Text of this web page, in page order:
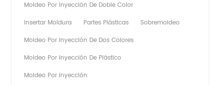
t&eacute;cnicas para lograr diferentes tipos de resultados
inyecci&oacute;n: Esta t&eacute;cnica b&aacute;sica utiliza
pl&aacute;stico. Se utiliza com&uacute;nmente para
fabricar de todo, desde envases de bebidas, tapas,
Moldeo Por Inyección De Doble Color
Insertar Moldura
Partes Plásticas
Sobremoldeo
Moldeo Por Inyección De Dos Colores
Moldeo Por Inyección De Plástico
Moldeo Por Inyección